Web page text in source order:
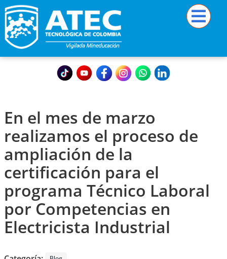
En el mes de marzo
realizamos el proceso de
ampliación de la
certificación para el
programa Técnico Laboral
por Competencias en
Electricista Industrial